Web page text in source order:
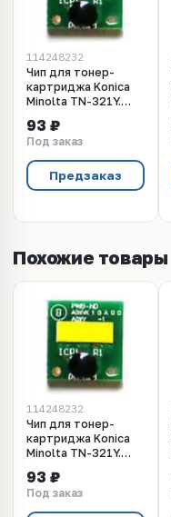
114248232
Чип для тонер-
картриджа Konica
Minolta TN-321Y.
000 стр.
93 ₽
Под заказ
Предзаказ
Похожие товары
114248232
Чип для тонер-
картриджа Konica
Minolta TN-321Y.
000 стр.
93 ₽
Под заказ